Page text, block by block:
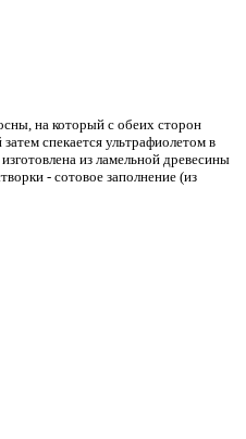
на который с обеих сторон
спекается ультрафиолетом в
из ламельной древесины
- сотовое заполнение (из